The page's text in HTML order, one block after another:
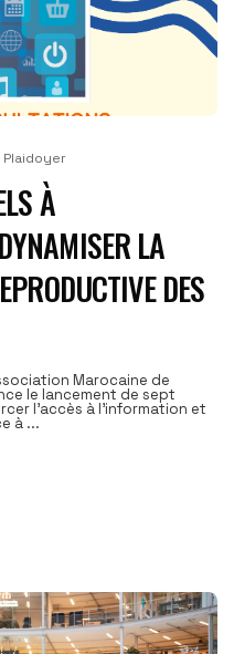
Plaidoyer
À
LA
DES
Marocaine de
le lancement de sept
l'accès à l'information et
à ...